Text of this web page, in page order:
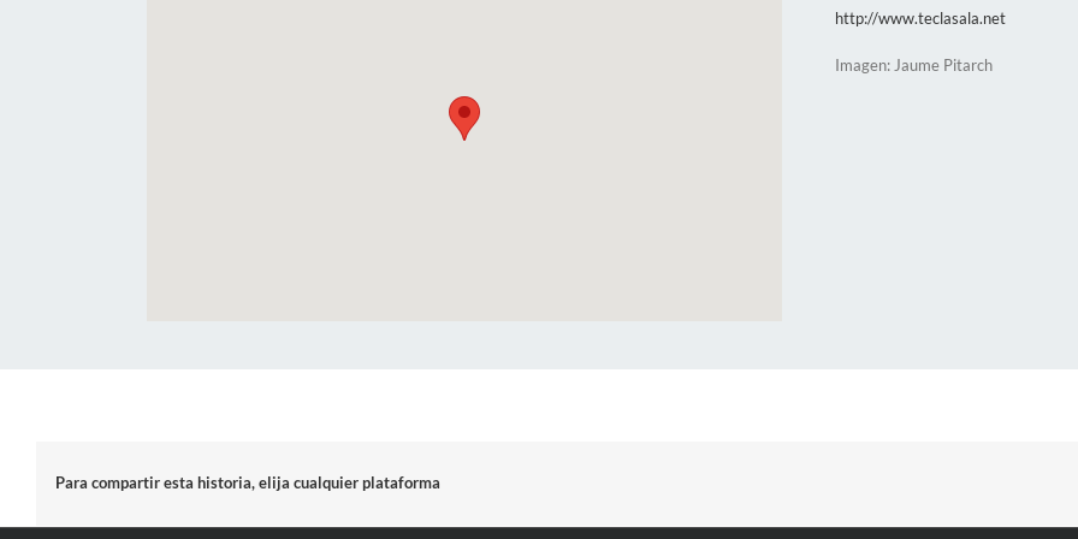
http://www.teclasala.net
Imagen: Jaume Pitarch
Para compartir esta historia, elija cualquier plataforma